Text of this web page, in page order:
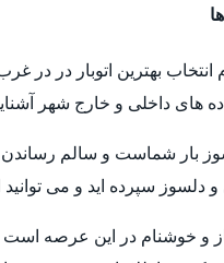
بهترین اتوبار در
های داخلی و خارج شهر
شماست و سالم رساندن
دلسوز سپرده اید و می
و خوشنام در این عرصه است